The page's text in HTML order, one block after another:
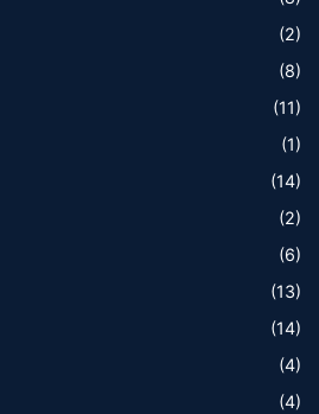
(2)
(8)
(11)
(1)
(14)
(2)
(6)
(13)
(14)
(4)
(4)